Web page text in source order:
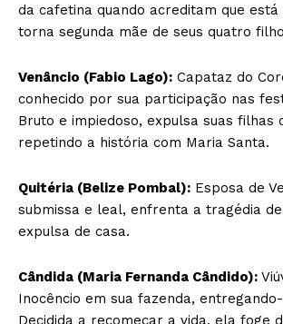
da cafetina quando acreditam que está
torna segunda mãe de seus quatro
Venâncio (Fabio Lago): Capataz do
conhecido por sua participação nas
Bruto e impiedoso, expulsa suas filhas
repetindo a história com Maria Santa.
Quitéria (Belize Pombal): Esposa de
submissa e leal, enfrenta a tragédia
expulsa de casa.
Cândida (Maria Fernanda Cândido):
Inocêncio em sua fazenda,
Decidida a recomeçar a vida, ela foge